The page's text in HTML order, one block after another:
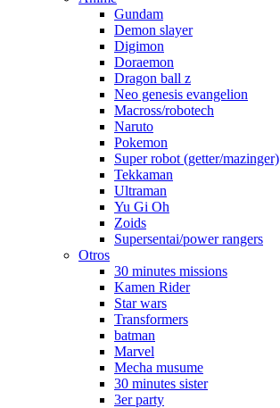
Gundam
Demon slayer
Digimon
Doraemon
Dragon ball z
Neo genesis evangelion
Macross/robotech
Naruto
Pokemon
Super robot (getter/mazinger)
Tekkaman
Ultraman
Yu Gi Oh
Zoids
Supersentai/power rangers
Otros
30 minutes missions
Kamen Rider
Star wars
Transformers
batman
Marvel
Mecha musume
30 minutes sister
3er party